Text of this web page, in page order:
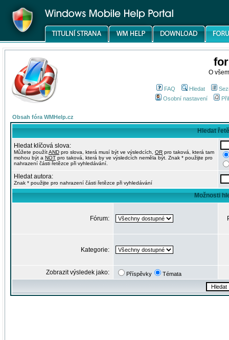
O
FAQ Hledat
Osobní nastavení
Obsah fóra WMHelp.cz
Hledat
Hledat klíčová slova:
Můžete použítAND pro slova, která musí být ve výsledcích, OR pro taková, která tam
mohou být a NOT pro taková, která by ve výsledcích neměla být. Znak * použijte pro
nahrazení části řetězce při vyhledávání.
Hledat autora:
Znak * použijte pro nahrazení části řetězce při vyhledávání
Možnosti
Fórum:
Kategorie:
Zobrazit výsledek jako: Příspěvky Témata